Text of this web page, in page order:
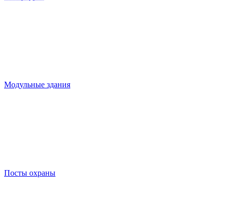
Модульные здания
Посты охраны